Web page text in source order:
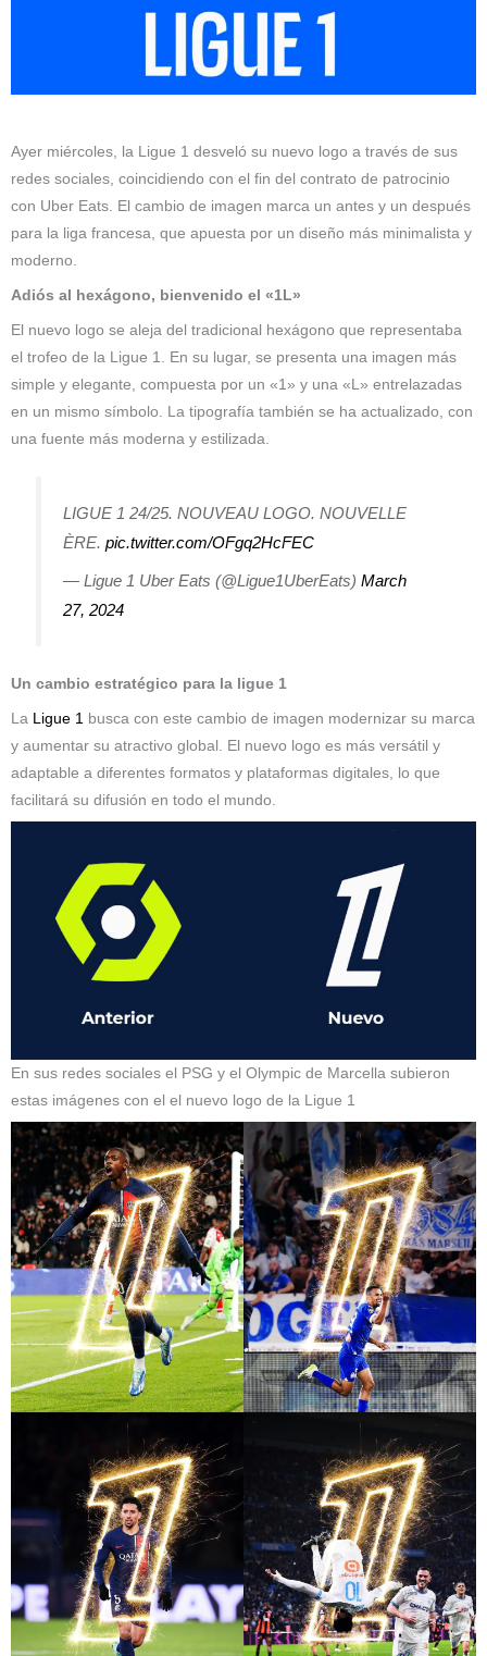
Ayer miércoles, la Ligue 1 desveló su nuevo logo a través de sus
redes sociales, coincidiendo con el fin del contrato de patrocinio
con Uber Eats. El cambio de imagen marca un antes y un después
para la liga francesa, que apuesta por un diseño más minimalista y
moderno.
Adiós al hexágono, bienvenido el «1L»
El nuevo logo se aleja del tradicional hexágono que representaba
el trofeo de la Ligue 1. En su lugar, se presenta una imagen más
simple y elegante, compuesta por un «1» y una «L» entrelazadas
en un mismo símbolo. La tipografía también se ha actualizado, con
una fuente más moderna y estilizada.
LIGUE 1 24/25. NOUVEAU LOGO. NOUVELLE
ÈRE. pic.twitter.com/OFgq2HcFEC
— Ligue 1 Uber Eats (@Ligue1UberEats) March
27, 2024
Un cambio estratégico para la ligue 1
La Ligue 1 busca con este cambio de imagen modernizar su marca
y aumentar su atractivo global. El nuevo logo es más versátil y
adaptable a diferentes formatos y plataformas digitales, lo que
facilitará su difusión en todo el mundo.
En sus redes sociales el PSG y el Olympic de Marcella subieron
estas imágenes con el el nuevo logo de la Ligue 1